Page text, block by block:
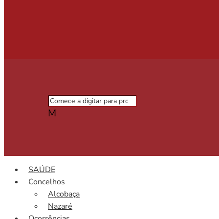
M
SAÚDE
Concelhos
Alcobaça
Nazaré